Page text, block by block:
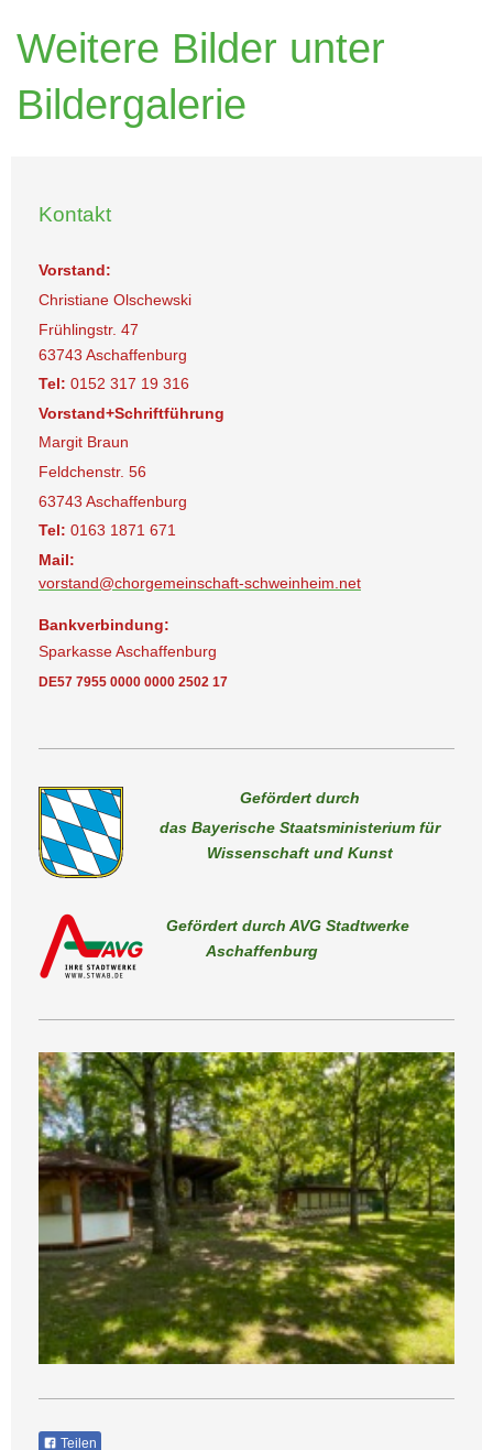
Weitere Bilder unter
Bildergalerie
Kontakt
Vorstand:
Christiane Olschewski
Frühlingstr. 47
63743 Aschaffenburg
Tel: 0152 317 19 316
Vorstand+Schriftführung
Margit Braun
Feldchenstr. 56
63743 Aschaffenburg
Tel: 0163 1871 671
Mail:
vorstand@chorgemeinschaft-schweinheim.net
Bankverbindung:
Sparkasse Aschaffenburg
DE57 7955 0000 0000 2502 17
Gefördert durch
das Bayerische Staatsministerium für
Wissenschaft und Kunst
Gefördert durch AVG Stadtwerke
Aschaffenburg
Teilen